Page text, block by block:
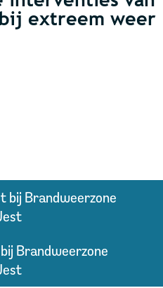
extreem weer
bij Brandweerzone
Brandweerzone